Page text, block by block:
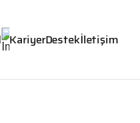
KariyerDestekİletişim